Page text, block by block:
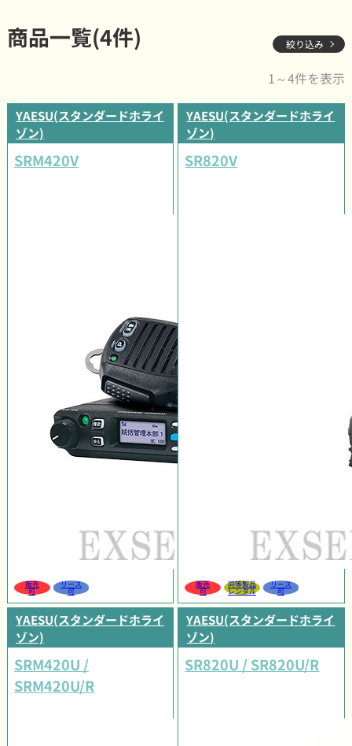
商品一覧(4件) 絞り込み
1～4件を表示
YAESU(スタンダードホライ
ゾン)
SRM420V
販売
可
リース
可
YAESU(スタンダードホライ
ゾン)
SR820V
販売
可
同等製品
レンタル
リース
可
YAESU(スタンダードホライ
ゾン)
SRM420U /
SRM420U/R
YAESU(スタンダードホライ
ゾン)
SR820U / SR820U/R